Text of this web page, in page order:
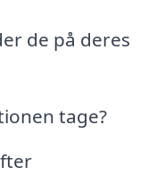
de på deres
tage?